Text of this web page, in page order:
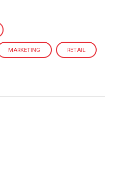
MARKETING RETAIL